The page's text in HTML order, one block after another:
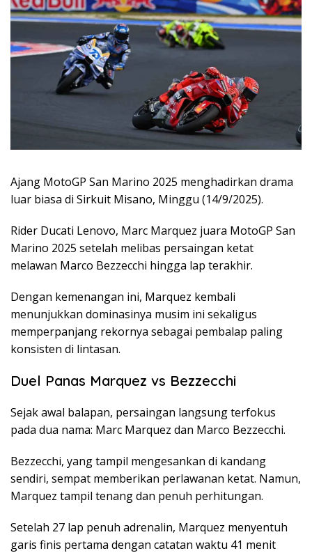
Ajang MotoGP San Marino 2025 menghadirkan drama
luar biasa di Sirkuit Misano, Minggu (14/9/2025).
Rider Ducati Lenovo, Marc Marquez juara MotoGP San
Marino 2025 setelah melibas persaingan ketat
melawan Marco Bezzecchi hingga lap terakhir.
Dengan kemenangan ini, Marquez kembali
menunjukkan dominasinya musim ini sekaligus
memperpanjang rekornya sebagai pembalap paling
konsisten di lintasan.
Duel Panas Marquez vs Bezzecchi
Sejak awal balapan, persaingan langsung terfokus
pada dua nama: Marc Marquez dan Marco Bezzecchi.
Bezzecchi, yang tampil mengesankan di kandang
sendiri, sempat memberikan perlawanan ketat. Namun,
Marquez tampil tenang dan penuh perhitungan.
Setelah 27 lap penuh adrenalin, Marquez menyentuh
garis finis pertama dengan catatan waktu 41 menit